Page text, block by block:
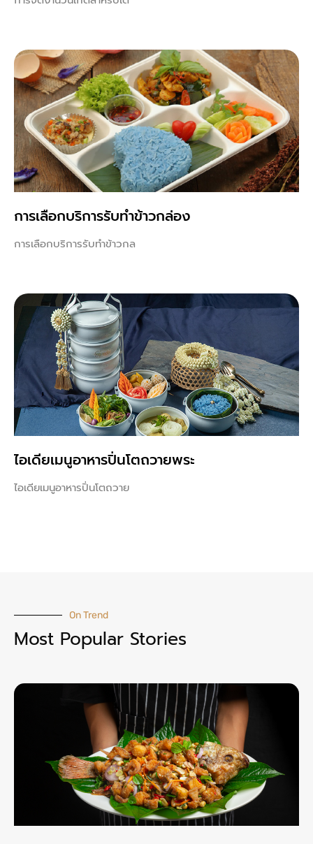
การเลือกบริการรับทำข้าวกล่อง
การเลือกบริการรับทำข้าวกล
ไอเดียเมนูอาหารปิ่นโตถวายพระ
ไอเดียเมนูอาหารปิ่นโตถวาย
On Trend
Most Popular Stories